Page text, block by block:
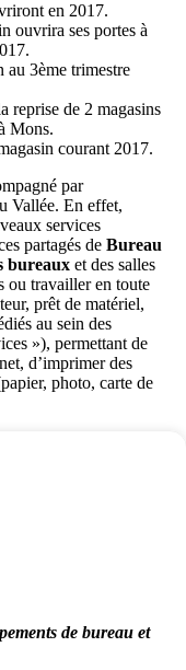
en 2017.
ouvrira ses portes à
au 3ème trimestre
reprise de 2 magasins
Mons.
courant 2017.
par
Vallée. En effet,
services
partagés de Bureau
bureaux et des salles
ou travailler en toute
prêt de matériel,
au sein des
»), permettant de
d’imprimer des
photo, carte de
de bureau et